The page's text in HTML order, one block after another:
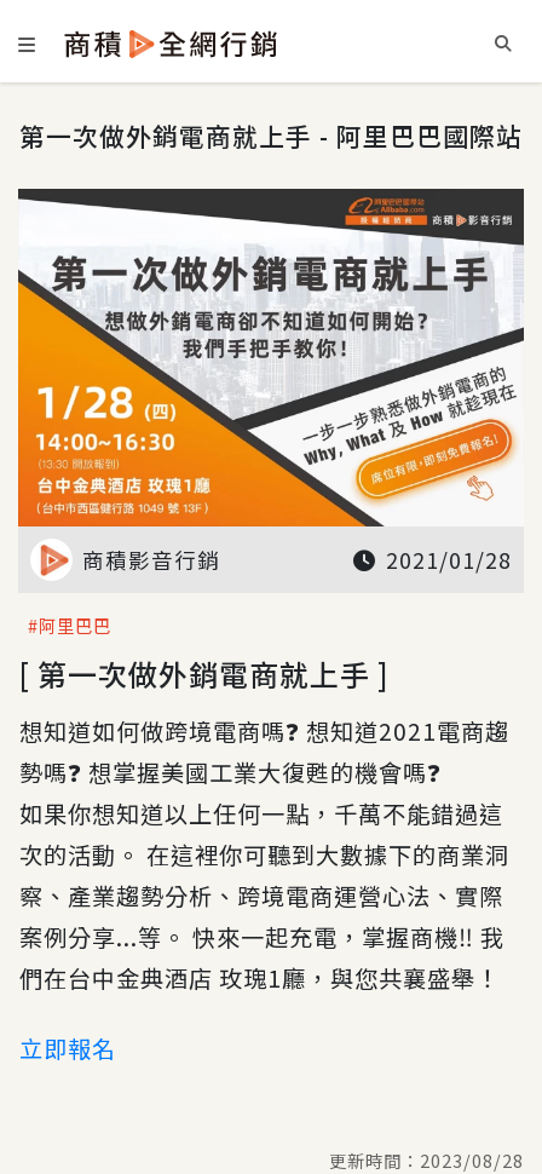
第一次做外銷電商就上手 - 阿里巴巴國際站
商積影音行銷 2021/01/28
阿里巴巴
[ 第一次做外銷電商就上手 ]
想知道如何做跨境電商嗎❓ 想知道2021電商趨
勢嗎❓ 想掌握美國工業大復甦的機會嗎❓
如果你想知道以上任何一點，千萬不能錯過這
次的活動。 在這裡你可聽到大數據下的商業洞
察、產業趨勢分析、跨境電商運營心法、實際
案例分享...等。 快來一起充電，掌握商機‼️ 我
們在台中金典酒店 玫瑰1廳，與您共襄盛舉！
立即報名
更新時間： 2023/08/28